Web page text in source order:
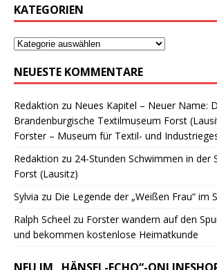
KATEGORIEN
NEUESTE KOMMENTARE
Redaktion zu Neues Kapitel – Neuer Name:
Brandenburgische Textilmuseum Forst
Forster – Museum für Textil- und
Redaktion zu 24-Stunden Schwimmen in der
Forst (Lausitz)
Sylvia zu Die Legende der „Weißen Frau“ im
Ralph Scheel zu Forster wandern auf den
und bekommen kostenlose Heimatkunde